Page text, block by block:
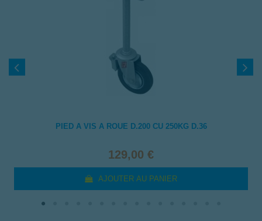
PIED A VIS A ROUE D.200 CU 250KG D.36
129,00 €
AJOUTER AU PANIER